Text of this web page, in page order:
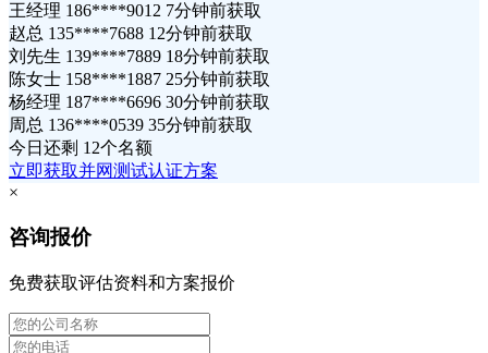
王经理 186****9012 7分钟前获取
赵总 135****7688 12分钟前获取
刘先生 139****7889 18分钟前获取
陈女士 158****1887 25分钟前获取
杨经理 187****6696 30分钟前获取
周总 136****0539 35分钟前获取
今日还剩 12个名额
立即获取并网测试认证方案
×
咨询报价
免费获取评估资料和方案报价